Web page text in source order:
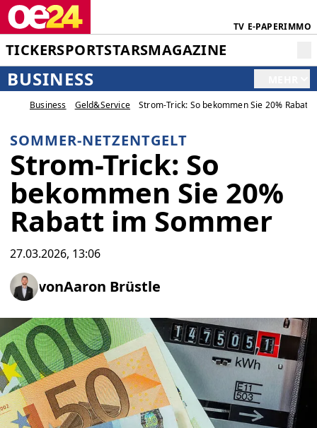
TV E-PAPERIMMO
TICKERSPORTSTARSMAGAZINE
BUSINESS
Business Geld&Service Strom-Trick: So bekommen Sie 20% Rabatt
SOMMER-NETZENTGELT
Strom-Trick: So
bekommen Sie 20%
Rabatt im Sommer
27.03.2026, 13:06
vonAaron Brüstle